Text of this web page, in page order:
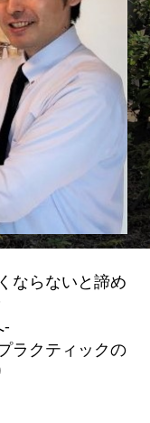
ならないと諦め
-
ラクティックの